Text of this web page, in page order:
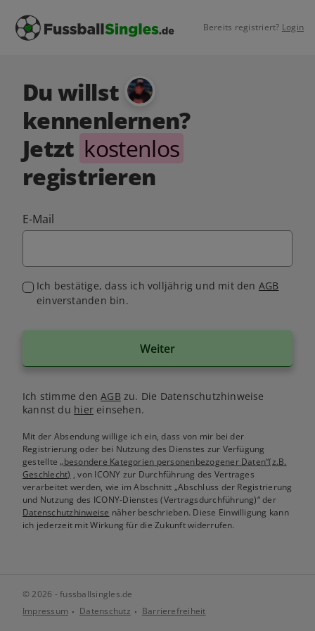
Bereits registriert? Login
Du willst
kennenlernen?
Jetzt kostenlos
registrieren
E-Mail
Ich bestätige, dass ich volljährig und mit den AGB
einverstanden bin.
Weiter
Ich stimme denAGB zu. Die Datenschutzhinweise
kannst du hiereinsehen.
Mit der Absendung willige ich ein, dass von mir bei der
Registrierung oder bei Nutzung des Dienstes zur Verfügung
gestellte„besondere Kategorien personenbezogener Daten“(z.B.
Geschlecht) , von ICONY zur Durchführung des Vertrages
verarbeitet werden, wie im Abschnitt „Abschluss der Registrierung
und Nutzung des ICONY-Dienstes (Vertragsdurchführung)“ der
Datenschutzhinweise näher beschrieben. Diese Einwilligung kann
ich jederzeit mit Wirkung für die Zukunft widerrufen.
© 2026 - fussballsingles.de
Impressum
Datenschutz Barrierefreiheit